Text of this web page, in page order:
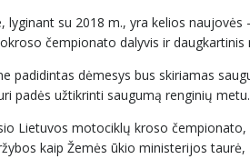
lyginant su 2018 m., yra kelios
čempionato dalyvis ir
padidintas dėmesys bus skiriamas
padės užtikrinti saugumą renginių metu.
Lietuvos motociklų kroso čempionato,
kaip Žemės ūkio ministerijos